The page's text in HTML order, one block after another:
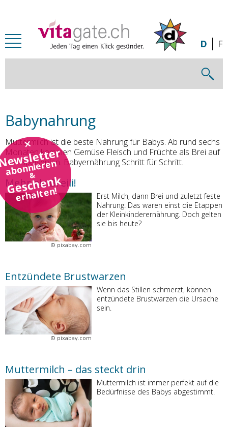
abonnieren
&
Geschenk
erhalten!
D F
Babynahrung
Muttermilch ist die beste Nahrung für Babys. Ab rund sechs
Monaten kommen Gemüse Fleisch und Früchte als Brei auf
den Speiseplan. Babyernährung Schritt für Schritt.
Mehr als Breili!
© pixabay.com
Erst Milch, dann Brei und zuletzt feste
Nahrung: Das waren einst die Etappen
der Kleinkinderernährung. Doch gelten
sie bis heute?
Entzündete Brustwarzen
© pixabay.com
Wenn das Stillen schmerzt, können
entzündete Brustwarzen die Ursache
sein.
Muttermilch – das steckt drin
Muttermilch ist immer perfekt auf die
Bedürfnisse des Babys abgestimmt.